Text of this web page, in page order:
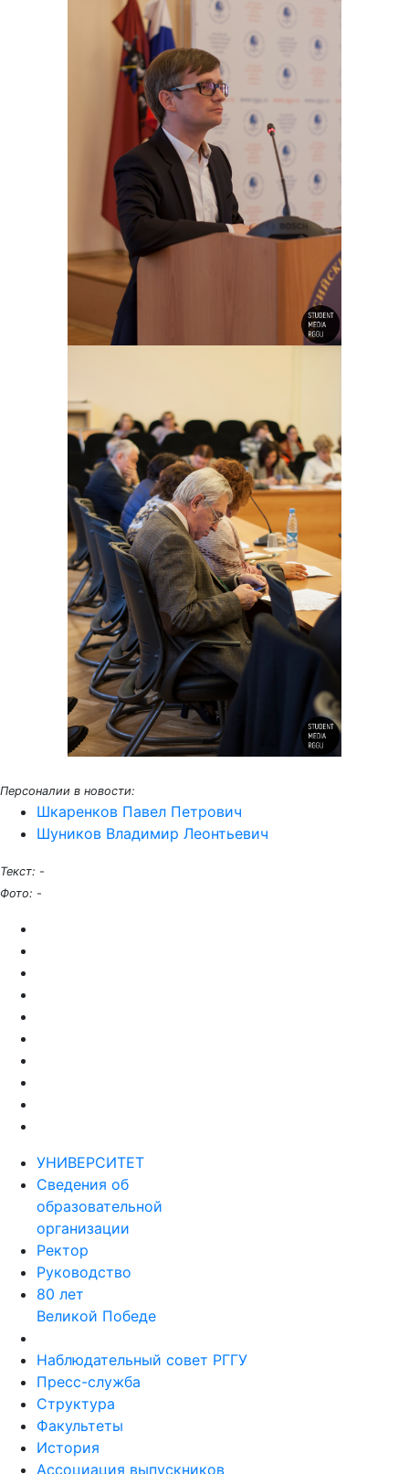
Персоналии в новости:
Шкаренков Павел Петрович
Шуников Владимир Леонтьевич
Текст: -
Фото: -
УНИВЕРСИТЕТ
Сведения об
образовательной
организации
Ректор
Руководство
80 лет
Великой Победе
Наблюдательный совет РГГУ
Пресс-служба
Структура
Факультеты
История
Ассоциация выпускников